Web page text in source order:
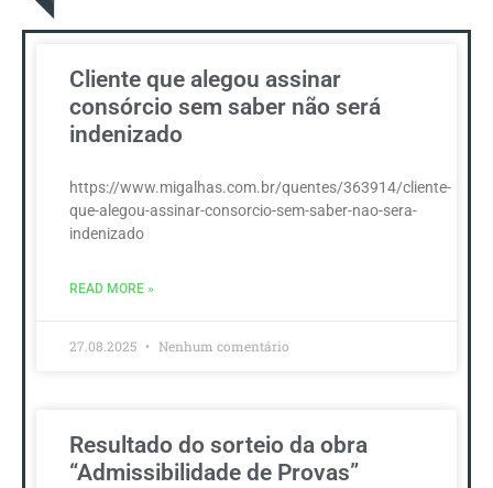
Cliente que alegou assinar
consórcio sem saber não será
indenizado
https://www.migalhas.com.br/quentes/363914/cliente-
que-alegou-assinar-consorcio-sem-saber-nao-sera-
indenizado
READ MORE »
27.08.2025 Nenhum comentário
Resultado do sorteio da obra
“Admissibilidade de Provas”